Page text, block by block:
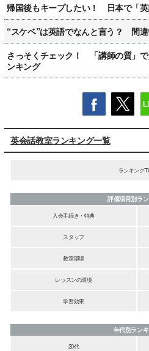
帰国後もキープしたい！ 日本で「
“スケベ”は英語でなんと言う？ 間
さっそくチェック！ 「講師の質」
ンキング
英会話教室ランキング一覧
ランキング
評価項目別ラ
入会手続き・特典
スタッフ
教室環境
レッスンの環境
学習効果
年代別ラン
20代